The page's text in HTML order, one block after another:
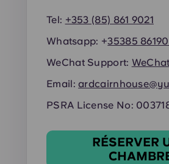
Tel: +353 (85) 861 9021
Whatsapp: +35385
WeChat Support: WeChat
Email:
PSRA License No:
RÉSERVER